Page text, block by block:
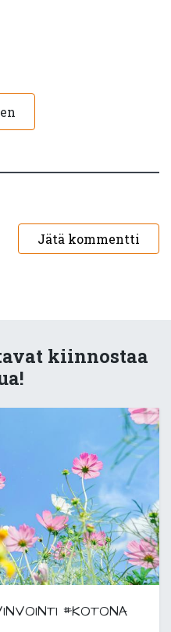
Jätä kommentti
kiinnostaa
#KOTONA